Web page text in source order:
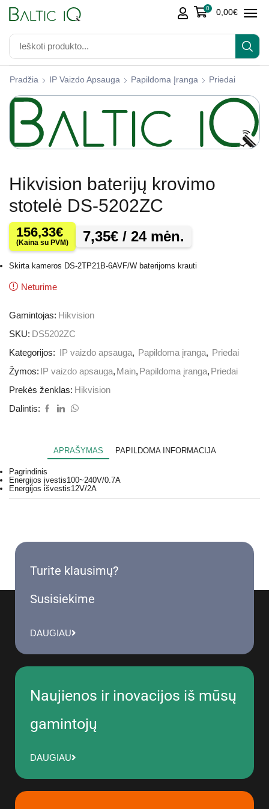
0 0,00€
Pradžia IP Vaizdo Apsauga Papildoma Įranga Priedai
Hikvision baterijų krovimo
stotelė DS-5202ZC
156,33€
(Kaina su PVM) 7,35€ / 24 mėn.
Skirta kameros DS-2TP21B-6AVF/W baterijoms krauti
Neturime
Gamintojas: Hikvision
SKU: DS5202ZC
Kategorijos: IP vaizdo apsauga, Papildoma įranga, Priedai
Žymos: IP vaizdo apsauga, Main, Papildoma įranga, Priedai
Prekės ženklas: Hikvision
Dalintis:
APRAŠYMAS PAPILDOMA INFORMACIJA
Pagrindinis
Energijos įvestis100~240V/0.7A
Energijos išvestis12V/2A
Turite klausimų?
Susisiekime
DAUGIAU
Naujienos ir inovacijos iš mūsų
gamintojų
DAUGIAU